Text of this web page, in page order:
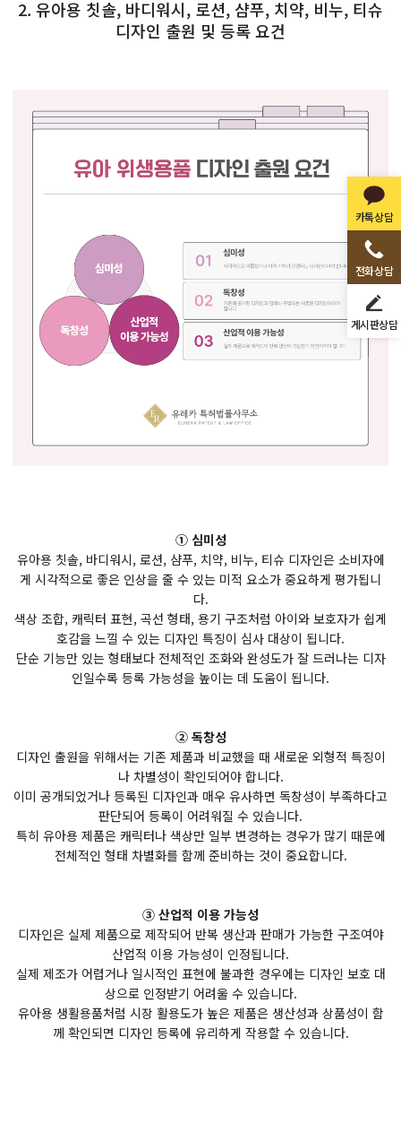
카톡상담
전화상담
게시판상담
2. 유아용 칫솔, 바디워시, 로션, 샴푸, 치약, 비누, 티슈
디자인 출원 및 등록 요건
① 심미성
유아용 칫솔, 바디워시, 로션, 샴푸, 치약, 비누, 티슈 디자인은 소비자에
게 시각적으로 좋은 인상을 줄 수 있는 미적 요소가 중요하게 평가됩니
다.
색상 조합, 캐릭터 표현, 곡선 형태, 용기 구조처럼 아이와 보호자가 쉽게
호감을 느낄 수 있는 디자인 특징이 심사 대상이 됩니다.
단순 기능만 있는 형태보다 전체적인 조화와 완성도가 잘 드러나는 디자
인일수록 등록 가능성을 높이는 데 도움이 됩니다.
② 독창성
디자인 출원을 위해서는 기존 제품과 비교했을 때 새로운 외형적 특징이
나 차별성이 확인되어야 합니다.
이미 공개되었거나 등록된 디자인과 매우 유사하면 독창성이 부족하다고
판단되어 등록이 어려워질 수 있습니다.
특히 유아용 제품은 캐릭터나 색상만 일부 변경하는 경우가 많기 때문에
전체적인 형태 차별화를 함께 준비하는 것이 중요합니다.
③ 산업적 이용 가능성
디자인은 실제 제품으로 제작되어 반복 생산과 판매가 가능한 구조여야
산업적 이용 가능성이 인정됩니다.
실제 제조가 어렵거나 일시적인 표현에 불과한 경우에는 디자인 보호 대
상으로 인정받기 어려울 수 있습니다.
유아용 생활용품처럼 시장 활용도가 높은 제품은 생산성과 상품성이 함
께 확인되면 디자인 등록에 유리하게 작용할 수 있습니다.